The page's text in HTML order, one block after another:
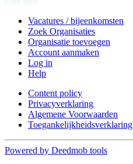
Vacatures / bijeenkomsten
Zoek Organisaties
Organisatie toevoegen
Account aanmaken
Log in
Help
Content policy
Privacyverklaring
Algemene Voorwaarden
Toegankelijkheidsverklaring
Powered by Deedmob tools